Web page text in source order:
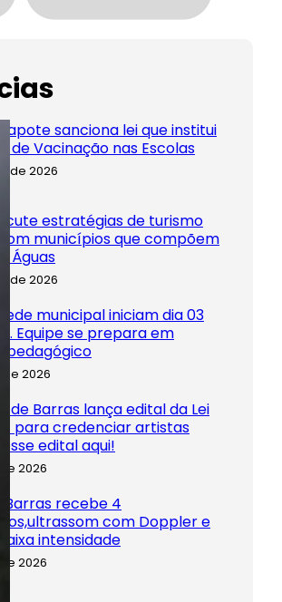
sanciona lei que institui
de Vacinação nas Escolas
de 2026
estratégias de turismo
com municípios que compõem
Águas
de 2026
rede municipal iniciam dia 03
Equipe se prepara em
pedagógico
de 2026
de Barras lança edital da Lei
para credenciar artistas
edital aqui!
de 2026
Barras recebe 4
com Doppler e
intensidade
de 2026